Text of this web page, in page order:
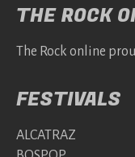
THE ROCK
The Rock online
FESTIVALS
ALCATRAZ